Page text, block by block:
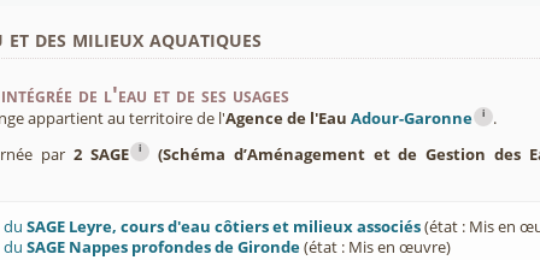
implantation unité de méthanisation (2016-000332)
20,65 ha pour mise en culture (2015-00x508)
6000 m2 pour la construction d'un ensemble immobilier (2015-001258)
0,95 ha pour lotissement (2014-00x577)
0,7 ha pour construction d'un bâtiment d'activités (2014-00x522)
à la création d'un lotissement (2013-00x926)
la construction d'un lotissement (2012-00x405)
lotissement (2012-00x065)
des milieux aquatiques
de l'eau et de ses usages
appartient au territoire de l'Agence de l'Eau Adour-Garonne i
.
par2 SAGE i (Schéma d’Aménagement et de Gestion des
duSAGE Leyre, cours d'eau côtiers et milieux associés(état : Mis en
duSAGE Nappes profondes de Gironde(état : Mis en œuvre)